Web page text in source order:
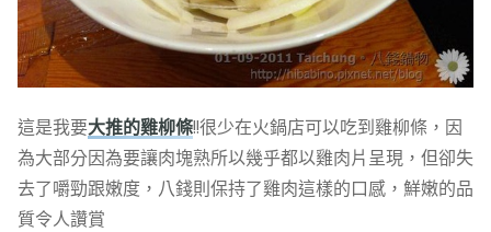
這是我要大推的雞柳條!!很少在火鍋店可以吃到雞柳條，因
為大部分因為要讓肉塊熟所以幾乎都以雞肉片呈現，但卻失
去了嚼勁跟嫩度，八錢則保持了雞肉這樣的口感，鮮嫩的品
質令人讚賞